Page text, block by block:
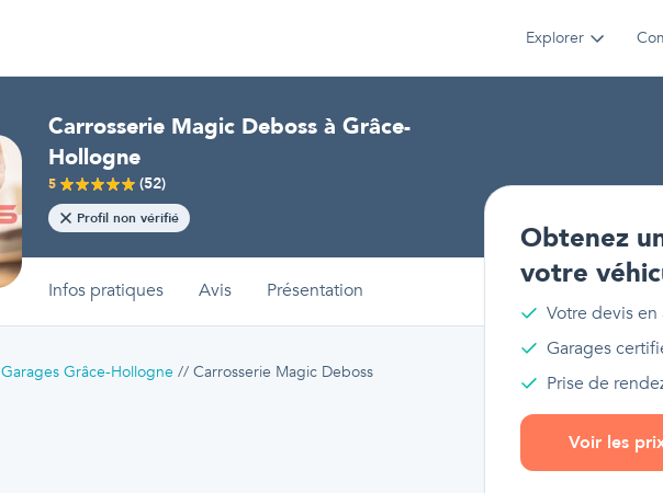
Explorer
Carrosserie Magic Deboss à Grâce-
Hollogne
5 (52)
Profil non vérifié
Infos pratiques Avis Présentation
Garages Grâce-Hollogne Carrosserie Magic Deboss
Obtenez
votre
Votre devis en
Garages
Prise de
Voir les